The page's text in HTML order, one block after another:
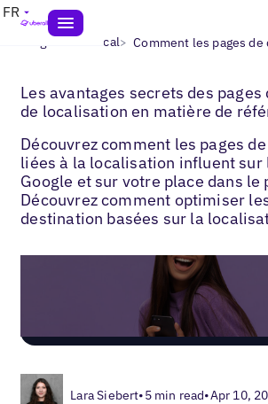
FR
Blogs> SEO local>
Les avantages secrets des
de localisation en matière de
Découvrez comment les pages
liées à la localisation influent sur
Google et sur votre place dans le
Découvrez comment optimiser
destination basées sur la
Lara Siebert•5 min read•Apr 10,